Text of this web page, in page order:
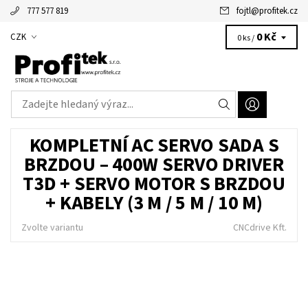
777 577 819 fojtl@profitek.cz
CZK 0 ks / 0 Kč
KOMPLETNÍ AC SERVO SADA S
BRZDOU – 400W SERVO DRIVER
T3D + SERVO MOTOR S BRZDOU
+ KABELY (3 M / 5 M / 10 M)
Zvolte variantu CNCdrive Kft.
Alžbětka - vaše virtuální asistentka